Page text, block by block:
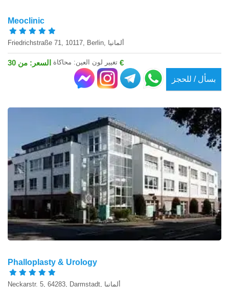
Meoclinic
Friedrichstraße 71, 10117, Berlin, ألمانيا
تغيير لون العين: محاكاة السعر: من 30 €
بسأل / للحجز
Phalloplasty & Urology
Neckarstr. 5, 64283, Darmstadt, ألمانيا